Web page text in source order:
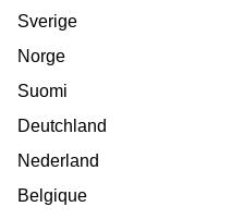
Sverige
Norge
Suomi
Deutchland
Nederland
Belgique